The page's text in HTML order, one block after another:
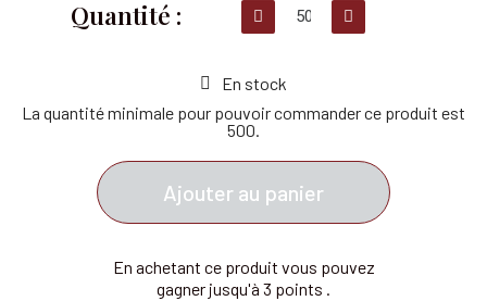
En stock
La quantité minimale pour pouvoir commander ce produit est
500.
Ajouter au panier
En achetant ce produit vous pouvez
gagner jusqu'à 3 points .